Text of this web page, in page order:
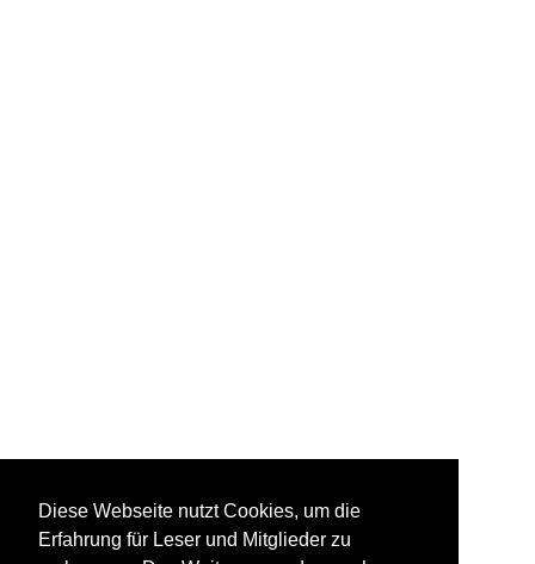
Diese Webseite nutzt Cookies, um die
Erfahrung für Leser und Mitglieder zu